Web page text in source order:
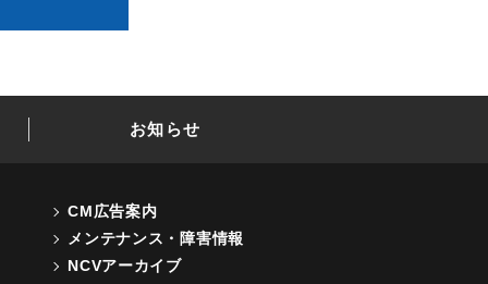
お知らせ
CM広告案内
メンテナンス・障害情報
NCVアーカイブ